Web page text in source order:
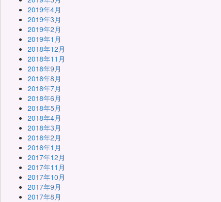
2019年4月
2019年3月
2019年2月
2019年1月
2018年12月
2018年11月
2018年9月
2018年8月
2018年7月
2018年6月
2018年5月
2018年4月
2018年3月
2018年2月
2018年1月
2017年12月
2017年11月
2017年10月
2017年9月
2017年8月